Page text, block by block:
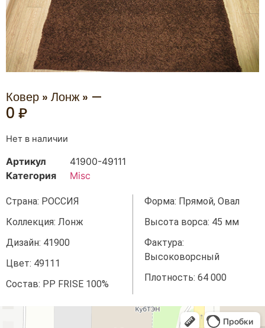
Ковер » Лонж » —
0 ₽
Нет в наличии
Артикул
41900-49111
Категория
Misc
Страна: РОССИЯ
Коллекция: Лонж
Дизайн: 41900
Цвет: 49111
Состав: PP FRISE 100%
Форма: Прямой, Овал
Высота ворса: 45 мм
Фактура:
Высоковорсный
Плотность: 64 000